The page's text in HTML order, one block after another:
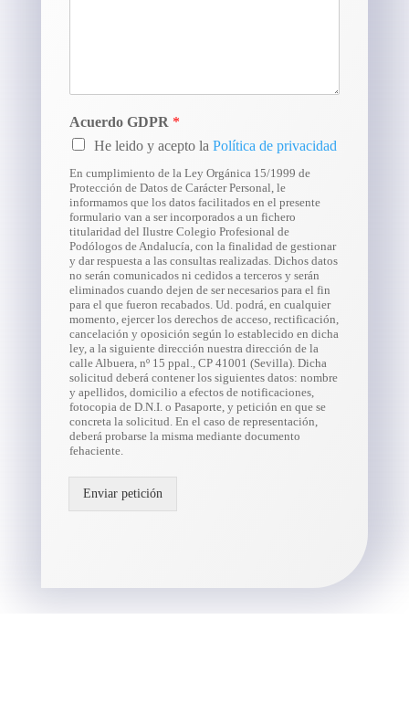
Acuerdo GDPR *
He leido y acepto la Política de privacidad
En cumplimiento de la Ley Orgánica 15/1999 de
Protección de Datos de Carácter Personal, le
informamos que los datos facilitados en el presente
formulario van a ser incorporados a un fichero
titularidad del Ilustre Colegio Profesional de
Podólogos de Andalucía, con la finalidad de gestionar
y dar respuesta a las consultas realizadas. Dichos datos
no serán comunicados ni cedidos a terceros y serán
eliminados cuando dejen de ser necesarios para el fin
para el que fueron recabados. Ud. podrá, en cualquier
momento, ejercer los derechos de acceso, rectificación,
cancelación y oposición según lo establecido en dicha
ley, a la siguiente dirección nuestra dirección de la
calle Albuera, nº 15 ppal., CP 41001 (Sevilla). Dicha
solicitud deberá contener los siguientes datos: nombre
y apellidos, domicilio a efectos de notificaciones,
fotocopia de D.N.I. o Pasaporte, y petición en que se
concreta la solicitud. En el caso de representación,
deberá probarse la misma mediante documento
fehaciente.
Enviar petición